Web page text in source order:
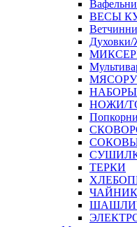
ВЕСЫ
НОЖИ/
СУШИЛКИ
ТЕРКИ